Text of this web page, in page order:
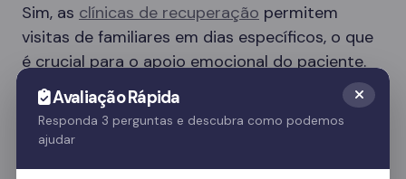
Sim, as clínicas de recuperação permitem
visitas de familiares em dias específicos, o que
é crucial para o apoio emocional do paciente.
Essas visitas ajudam no processo de
recuperação e fortalecem o vínculo familiar.
Avaliação Rápida
Responda 3 perguntas e descubra como podemos
ajudar